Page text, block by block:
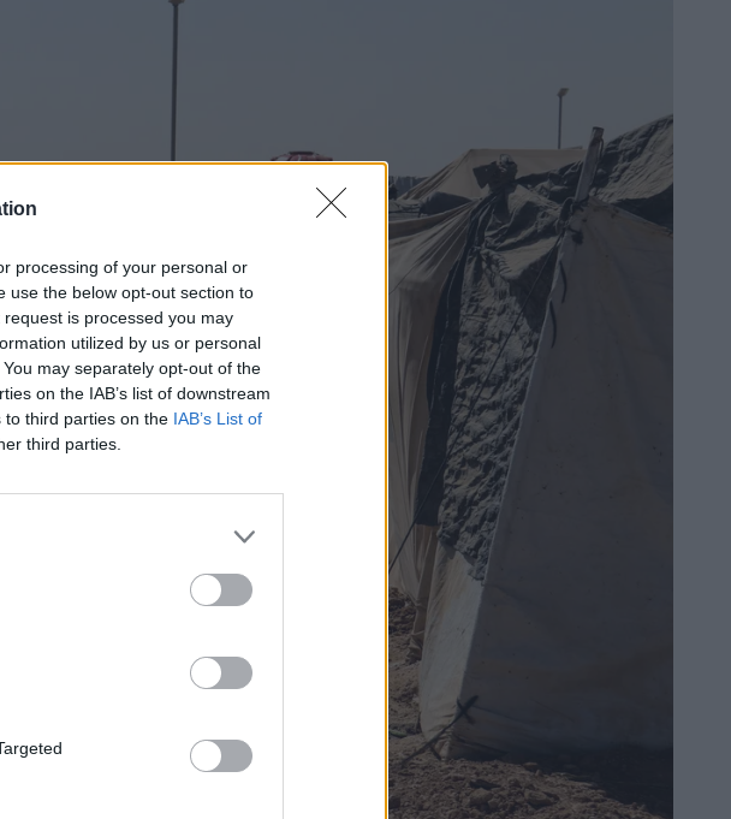
processing of your personal or
use the below opt-out section to
is processed you may
utilized by us or personal
may separately opt-out of the
on the IAB’s list of downstream
to third parties on the IAB’s List of
third parties.